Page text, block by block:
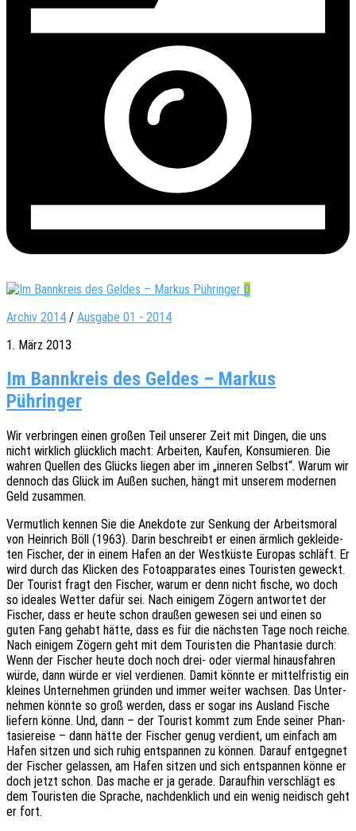
0
Archiv 2014 / Ausgabe 01 - 2014
1. März 2013
Im Bannkreis des Geldes – Markus
Pühringer
Wir verbrin­gen einen großen Teil unse­rer Zeit mit Dingen, die uns
nicht wirk­lich glück­lich macht: Arbei­ten, Kaufen, Konsu­mie­ren. Die
wahren Quel­len des Glücks liegen aber im „inne­ren Selbst“. Warum wir
dennoch das Glück im Außen suchen, hängt mit unse­rem moder­nen
Geld zusammen.
Vermut­lich kennen Sie die Anek­do­te zur Senkung der Arbeits­mo­ral
von Hein­rich Böll (1963). Darin beschreibt er einen ärmlich geklei­de­
ten Fischer, der in einem Hafen an der West­küs­te Euro­pas schläft. Er
wird durch das Klicken des Foto­ap­pa­ra­tes eines Touris­ten geweckt.
Der Tourist fragt den Fischer, warum er denn nicht fische, wo doch
so idea­les Wetter dafür sei. Nach eini­gem Zögern antwor­tet der
Fischer, dass er heute schon drau­ßen gewe­sen sei und einen so
guten Fang gehabt hätte, dass es für die nächs­ten Tage noch reiche.
Nach eini­gem Zögern geht mit dem Touris­ten die Phan­ta­sie durch:
Wenn der Fischer heute doch noch drei- oder vier­mal hinaus­fah­ren
würde, dann würde er viel verdie­nen. Damit könnte er mittel­fris­tig ein
klei­nes Unter­neh­men grün­den und immer weiter wach­sen. Das Unter­
neh­men könnte so groß werden, dass er sogar ins Ausland Fische
liefern könne. Und, dann – der Tourist kommt zum Ende seiner Phan­
ta­sie­rei­se – dann hätte der Fischer genug verdient, um einfach am
Hafen sitzen und sich ruhig entspan­nen zu können. Darauf entgeg­net
der Fischer gelas­sen, am Hafen sitzen und sich entspan­nen könne er
doch jetzt schon. Das mache er ja gerade. Darauf­hin verschlägt es
dem Touris­ten die Spra­che, nach­denk­lich und ein wenig neidisch geht
er fort.